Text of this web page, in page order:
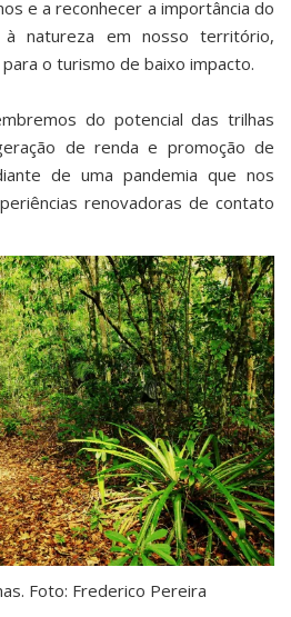
e a reconhecer a importância do
natureza em nosso território,
o turismo de baixo impacto.
do potencial das trilhas
de renda e promoção de
de uma pandemia que nos
renovadoras de contato
Foto: Frederico Pereira